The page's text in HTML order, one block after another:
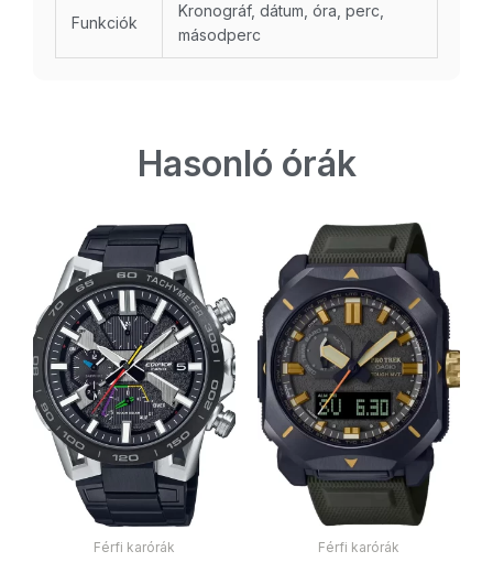
Funkciók
Kronográf, dátum, óra, perc,
másodperc
Hasonló órák
Férfi karórák Férfi karórák